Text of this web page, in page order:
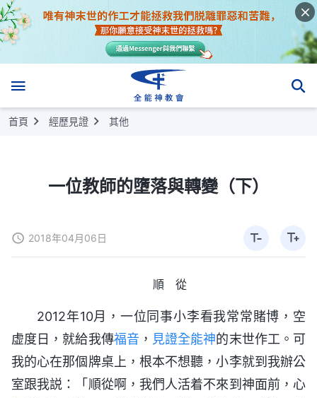
首頁 經歷見證 其他
一位教師的墮落與轉變（下）
2018年04月06日
順 從
2012年10月，一位同事小李看我常常賭博，空
虚度日，就給我傳福音 ， 見證全能神的末世作工。可
我的心在那個牌桌上，根本不想聽，小李就到我辦公
室跟我説：「順從啊，我們人活着不來到神面前，心